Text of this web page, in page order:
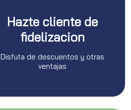
Hazte cliente de
fidelizacion
Disfuta de descuentos y otras
ventajas